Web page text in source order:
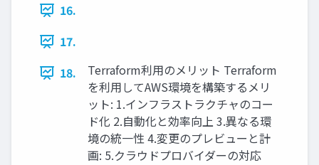
16.
17.
18.
Terraform利用のメリット Terraform
を利用してAWS環境を構築するメリ
ット: 1.インフラストラクチャのコー
ド化 2.自動化と効率向上 3.異なる環
境の統一性 4.変更のプレビューと計
画: 5.クラウドプロバイダーの対応